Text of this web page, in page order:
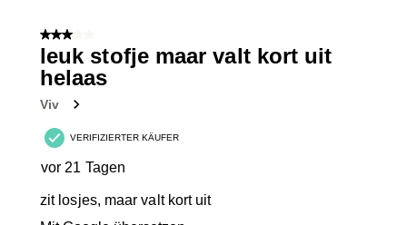
3 von 5 Sternen.
leuk stofje maar valt kort uit
helaas
Viv
VERIFIZIERTER KÄUFER
vor 21 Tagen
zit losjes, maar valt kort uit